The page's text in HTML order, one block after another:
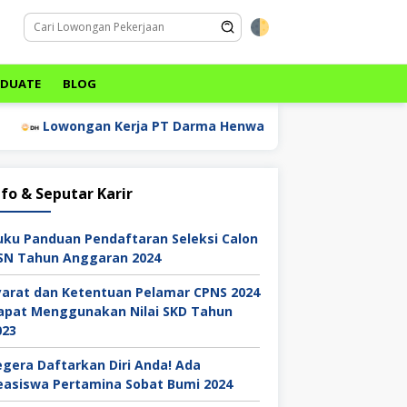
BLOG
Lowongan Kerja PT Darma Henwa Tbk
& Seputar Karir
Panduan Pendaftaran Seleksi Calon
Tahun Anggaran 2024
dan Ketentuan Pelamar CPNS 2024
Menggunakan Nilai SKD Tahun
Daftarkan Diri Anda! Ada
Pertamina Sobat Bumi 2024